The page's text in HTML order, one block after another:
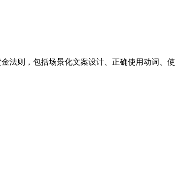
法则，包括场景化文案设计、正确使用动词、使